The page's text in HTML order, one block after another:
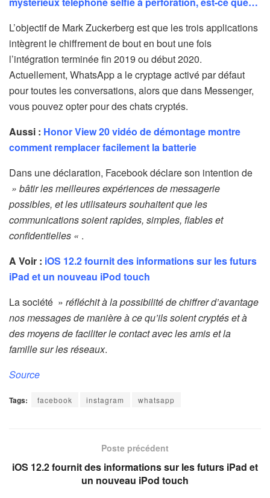
L’objectif de Mark Zuckerberg est que les trois applications
intègrent le chiffrement de bout en bout une fois
l’intégration terminée fin 2019 ou début 2020.
Actuellement, WhatsApp a le cryptage activé par défaut
pour toutes les conversations, alors que dans Messenger,
vous pouvez opter pour des chats cryptés.
Aussi : Honor View 20 vidéo de démontage montre
comment remplacer facilement la batterie
Dans une déclaration, Facebook déclare son intention de
» bâtir les meilleures expériences de messagerie
possibles, et les utilisateurs souhaitent que les
communications soient rapides, simples, fiables et
confidentielles « .
A Voir : iOS 12.2 fournit des informations sur les futurs
iPad et un nouveau iPod touch
La société » réfléchit à la possibilité de chiffrer d’avantage
nos messages de manière à ce qu’ils soient cryptés et à
des moyens de faciliter le contact avec les amis et la
famille sur les réseaux.
Source
Tags: facebook instagram whatsapp
Poste précédent
iOS 12.2 fournit des informations sur les futurs iPad et
un nouveau iPod touch